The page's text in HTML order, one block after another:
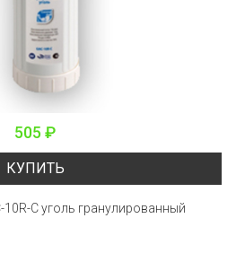
505 ₽
КУПИТЬ
10R-C уголь гранулированный